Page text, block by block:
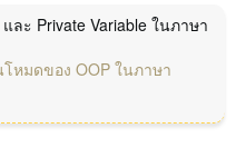
ละ Private Variable ในภาษา
หมดของ OOP ในภาษา